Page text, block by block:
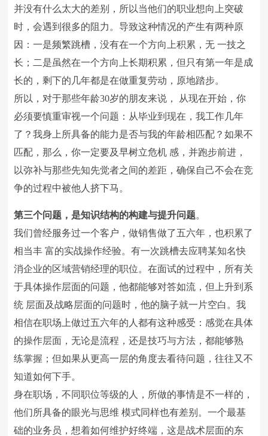
并没有什么太大的差别，所以当他们的职业想向上突破
时，会遇到很多的阻力。导致这种情况的产生有两种原
因：一是频繁跳槽，没有在一个方向上积累，无 一技之
长；二是虽然在一个方向上长期积累，但只有第一年是成
长的，剩下的几年都是在做重复劳动，原地踏步。
所以，对于那些年龄30岁的朋友来说， 从现在开始，你
必须要慎重审视一个问题：从毕业到现在，我工作几年
了？我身上所具备的能力是否与我的年龄相匹配？如果不
匹配，那么，你一定要及早树立危机 感，并跑步前进，
以弥补与那些先知先觉者之间的差距，确保自己不会在竞
争的过程中被他人挤下马。
第三个问题，是知识结构的构建与提升问题。
我们曾经服务过一个客户，做销售做了五六年，也积累了
相当丰 富的实战操作经验。有一次跳槽去应聘某知名快
消企业的区域营销经理的职位。在面试的过程中，所有关
于具体操作层面的问题，他都能够对答如流，但上升到系
统 层面及战略层面的问题时，他的脑子就一片空白。我
相信在职场上做过五六年的人都有这种感受：感觉在具体
的操作层面，无论是流程，还是技巧与方法，都能够熟
练掌握；但如果从更高一层的角度去看待问题，往往又不
知道如何下手。
身在职场，不同职位等级的人，所做的事情是不一样的，
他们所具备的眼光与思维 模式同样也有差别。一个最基
础的业务员，想着如何维护好终端，这是战术层面的东